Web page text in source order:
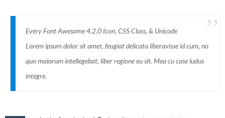
Every Font Awesome 4.2.0 Icon, CSS Class, & Unicode
Lorem ipsum dolor sit amet, feugiat delicata liberavisse id cum, no
quo maiorum intellegebat, liber regione eu sit. Mea cu case ludus
integre.